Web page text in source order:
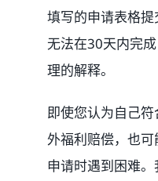
填写的申请表格
无法在30天内完
理的解释。
即使您认为自己
外福利赔偿，也
申请时遇到困难